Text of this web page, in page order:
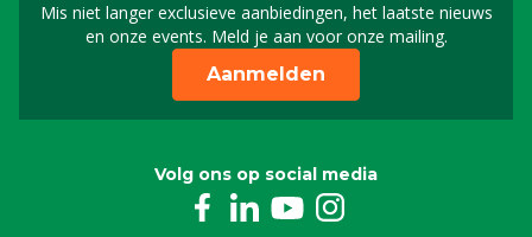
Mis niet langer exclusieve aanbiedingen, het laatste nieuws
en onze events. Meld je aan voor onze mailing.
Schrijf je in voor onze
Aanmelden
Volg ons op social media